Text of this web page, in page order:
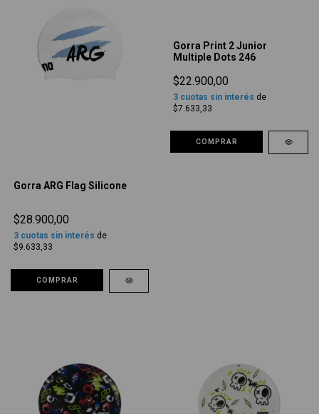
Gorra ARG Flag Silicone
$28.900,00
3 cuotas sin interés de
$9.633,33
COMPRAR
Gorra Print 2 Junior
Multiple Dots 246
$22.900,00
3 cuotas sin interés de
$7.633,33
COMPRAR